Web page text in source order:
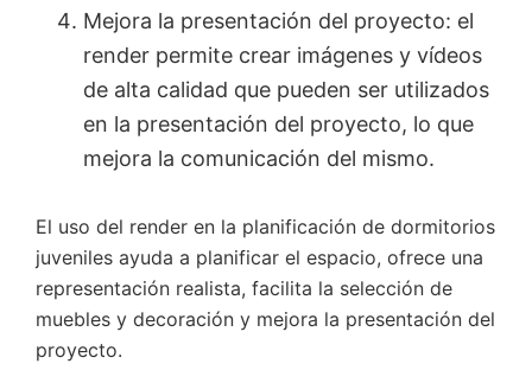
Mejora la presentación del proyecto: el
render permite crear imágenes y vídeos
de alta calidad que pueden ser utilizados
en la presentación del proyecto, lo que
mejora la comunicación del mismo.
El uso del render en la planificación de dormitorios
juveniles ayuda a planificar el espacio, ofrece una
representación realista, facilita la selección de
muebles y decoración y mejora la presentación del
proyecto.